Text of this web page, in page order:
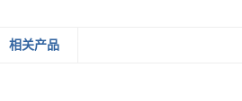
相关产品